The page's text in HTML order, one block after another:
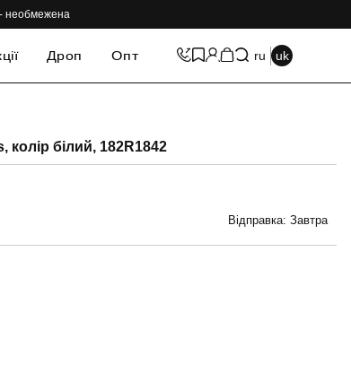
- необмежена
Дроп Опт ru uk
колір білий, 182R1842
Відправка: Завтра